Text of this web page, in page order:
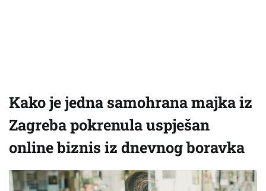
Kako je jedna samohrana majka iz
Zagreba pokrenula uspješan
online biznis iz dnevnog boravka